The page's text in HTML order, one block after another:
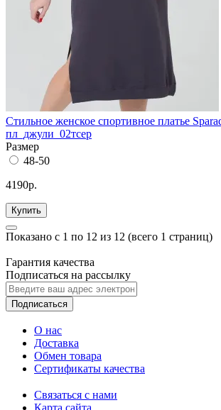
Стильное женское спортивное платье
пл_джули_02тсер
Размер
48-50
4190р.
Купить
Показано с 1 по 12 из 12 (всего 1 страниц)
Гарантия качества
Подписаться на рассылку
Подписаться
О нас
Доставка
Обмен товара
Сертификаты качества
Связаться с нами
Карта сайта